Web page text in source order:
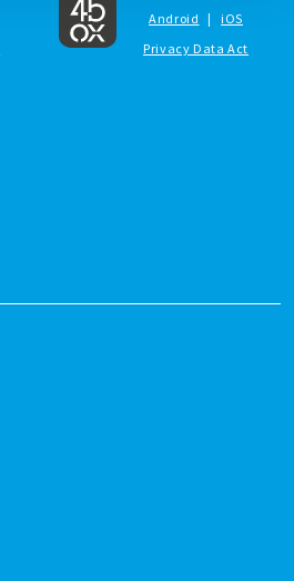
Android |
iOS
Privacy Data Act